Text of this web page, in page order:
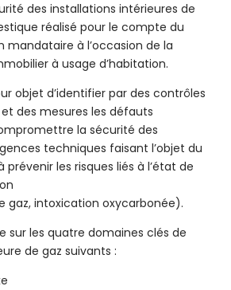
des installations intérieures de
réalisé pour le compte du
mandataire à l’occasion de la
à usage d’habitation.
objet d’identifier par des contrôles
et des mesures les défauts
la sécurité des
techniques faisant l’objet du
les risques liés à l’état de
gaz, intoxication oxycarbonée).
sur les quatre domaines clés de
de gaz suivants :